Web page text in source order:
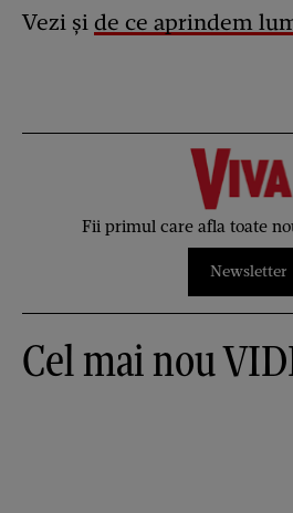
Vezi şi de ce aprindem
Fii primul care afla toate
Newsletter
Cel mai nou